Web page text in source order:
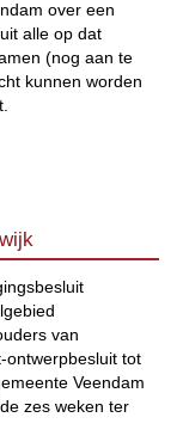
over een
alle op dat
(nog aan te
kunnen worden
van
ontwerpbesluit tot
Veendam
zes weken ter